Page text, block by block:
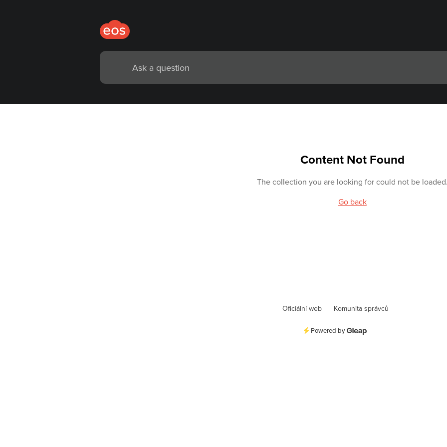
Content Not Found
The collection you are looking for could not be
Go back
Oficiální web Komunita správců
Powered by